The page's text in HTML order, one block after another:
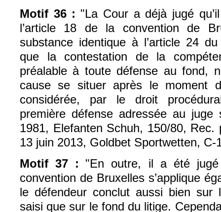
Motif 36 : "La Cour a déjà jugé
l’article 18 de la convention de
substance identique à l’article 24
que la contestation de la
préalable à toute défense au fond,
cause se situer après le moment
considérée, par le droit
première défense adressée au
1981, Elefanten Schuh, 150/80,
13 juin 2013, Goldbet Sportwetten,
Motif 37 : "En outre, il a été
convention de Bruxelles s’applique
le défendeur conclut aussi bien sur
saisi que sur le fond du litige.